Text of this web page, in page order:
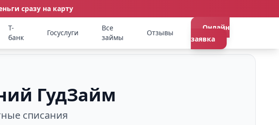
сразу на карту
Т-
банк
Госуслуги
Все
займы
Отзывы
Онлайн
заявка
ГудЗайм
списания